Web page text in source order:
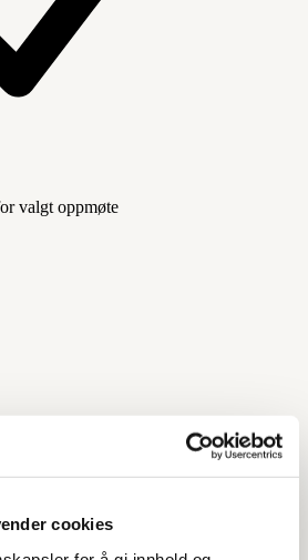
cookies
valgt oppmøte
og riktige
sentrale verktøy